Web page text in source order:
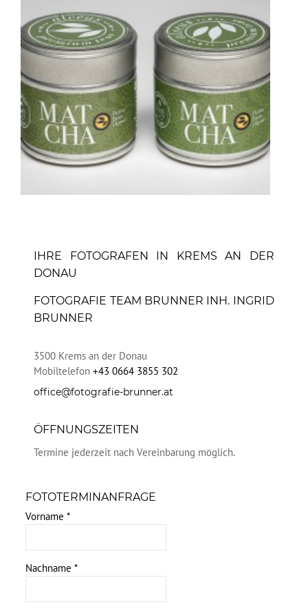
IHRE FOTOGRAFEN IN KREMS AN DER
DONAU
FOTOGRAFIE TEAM BRUNNER INH. INGRID
BRUNNER
3500 Krems an der Donau
Mobiltelefon +43 0664 3855 302
office@fotografie-brunner.at
ÖFFNUNGSZEITEN
Termine jederzeit nach Vereinbarung möglich.
FOTOTERMINANFRAGE
Vorname*
Nachname*